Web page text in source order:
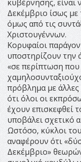
κυβέρνησης, είναι
Δεκέμβριο ίσως
όμως από τις
Χριστουγέννων.
Κορυφαίοι
υποστηρίζουν την
«σε περίπτωση
πρόβλημα με
ότι όλοι οι
έχουν επισκεφθεί
υποβάλει σχετικό
Ωστόσο, κύκλοι
αναφέρουν ότι
Δεκέμβριο»